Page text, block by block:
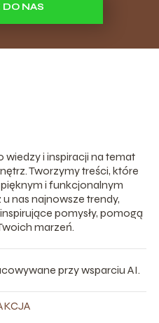
DO NAS
wiedzy i inspiracji na temat
Tworzymy treści, które
i funkcjonalnym
nas najnowsze trendy,
pomysły, pomogą
marzeń.
przy wsparciu AI.